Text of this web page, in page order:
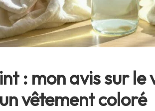
: mon avis sur
vêtement coloré